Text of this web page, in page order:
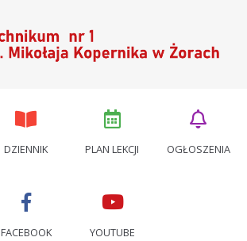
DZIENNIK PLAN LEKCJI OGŁOSZENIA
FACEBOOK YOUTUBE